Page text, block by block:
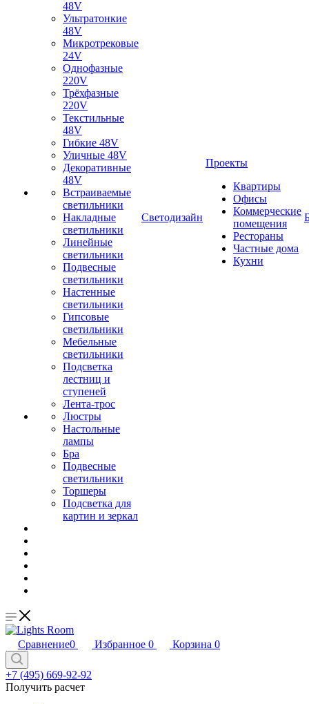
48V
Ультратонкие
48V
Микротрековые
24V
Однофазные
220V
Трёхфазные
220V
Текстильные
48V
Гибкие 48V
Уличные 48V
Декоративные
48V
Встраиваемые
светильники
Накладные
светильники
Линейные
светильники
Подвесные
светильники
Настенные
светильники
Гипсовые
светильники
Мебельные
светильники
Подсветка
лестниц и
ступеней
Лента-трос
Люстры
Настольные
лампы
Бра
Подвесные
светильники
Торшеры
Подсветка для
картин и зеркал
Светодизайн
Проекты
Квартиры
Офисы
Коммерческие
помещения
Рестораны
Частные дома
Кухни
Сравнение0 Избранное 0 Корзина 0
+7 (495) 669-92-92
Получить расчет